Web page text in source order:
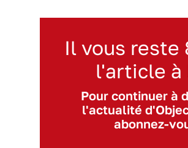
Il vous reste
l'article à
Pour continuer à
l'actualité
abonnez-